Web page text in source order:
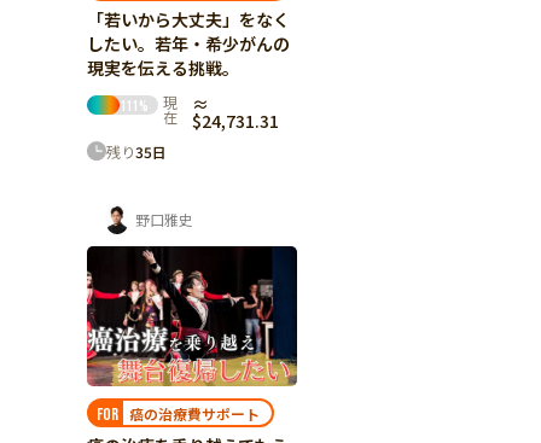
「若いから大丈夫」をなく
したい。若年・希少がんの
現実を伝える挑戦。
111 % 現
在
≈
$24,731.31
残り35日
野口雅史
FOR 癌の治療費サポート